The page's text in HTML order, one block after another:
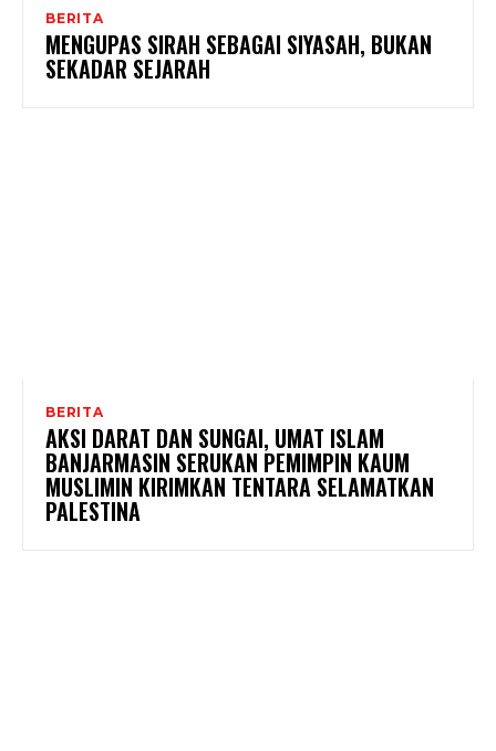
BERITA
MENGUPAS SIRAH SEBAGAI SIYASAH, BUKAN
SEKADAR SEJARAH
BERITA
AKSI DARAT DAN SUNGAI, UMAT ISLAM
BANJARMASIN SERUKAN PEMIMPIN KAUM
MUSLIMIN KIRIMKAN TENTARA SELAMATKAN
PALESTINA